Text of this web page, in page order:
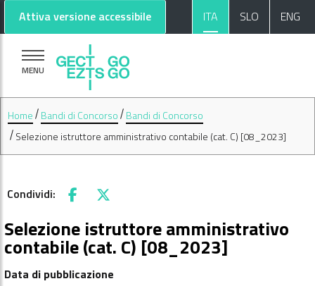
Vai al contenuto principale
Vai al footer
Attiva versione accessibile ITA SLO ENG
MENU
Home Bandi di Concorso
Bandi di Concorso
Selezione istruttore amministrativo contabile (cat. C) [08_2023]
Condividi: Facebook
X
Selezione istruttore amministrativo
contabile (cat. C) [08_2023]
Data di pubblicazione